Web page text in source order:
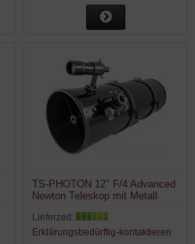
TS-PHOTON 12" F/4 Advanced
Newton Teleskop mit Metall
Lieferzeit:
Erklärungsbedürftig-kontaktieren